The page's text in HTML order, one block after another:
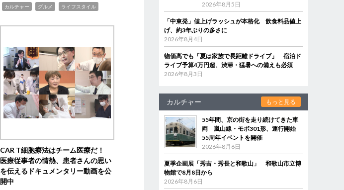
カルチャー グルメ ライフスタイル
CAR T細胞療法はチーム医療だ！
医療従事者の情熱、患者さんの思い
を伝えるドキュメンタリー動画を公
開中
2026年8月5日
「中東発」値上げラッシュが本格化 飲食料品値上
げ、約3年ぶりの多さに
2026年8月4日
物価高でも「夏は家族で長距離ドライブ」 宿泊ド
ライブ予算4万円超、渋滞・猛暑への備えも必須
2026年8月3日
カルチャー もっと見る
55年間、京の街を走り続けてきた車
両 嵐山線・モボ301形、運行開始
55周年イベントを開催
2026年8月6日
夏季企画展「秀吉・秀長と和歌山」 和歌山市立博
物館で8月8日から
2026年8月6日